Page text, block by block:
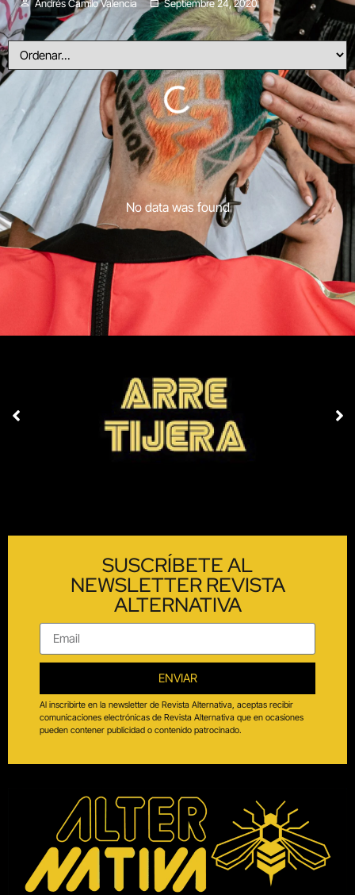
Andrés Camilo Valencia Septiembre 24, 2020
No data was found
SUSCRÍBETE AL
NEWSLETTER REVISTA
ALTERNATIVA
ENVIAR
Al inscribirte en la newsletter de Revista Alternativa, aceptas recibir
comunicaciones electrónicas de Revista Alternativa que en ocasiones
pueden contener publicidad o contenido patrocinado.